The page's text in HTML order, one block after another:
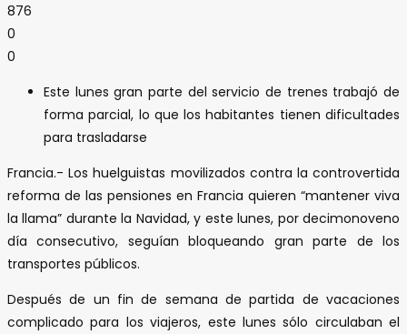
876
0
0
Este lunes gran parte del servicio de trenes trabajó de
forma parcial, lo que los habitantes tienen dificultades
para trasladarse
Francia.- Los huelguistas movilizados contra la controvertida
reforma de las pensiones en Francia quieren “mantener viva
la llama” durante la Navidad, y este lunes, por decimonoveno
día consecutivo, seguían bloqueando gran parte de los
transportes públicos.
Después de un fin de semana de partida de vacaciones
complicado para los viajeros, este lunes sólo circulaban el